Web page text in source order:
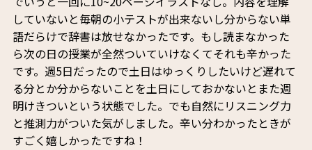
していないと毎朝の小テストが出来ないし分からない単
語だらけで辞書は放せなかったです。もし読まなかった
ら次の日の授業が全然ついていけなくてそれも辛かった
です。週5日だったので土日はゆっくりしたいけど遅れて
る分とか分からないことを土日にしておかないとまた週
明けきついという状態でした。でも自然にリスニング力
と推測力がついた気がしました。辛い分わかったときが
すごく嬉しかったですね！